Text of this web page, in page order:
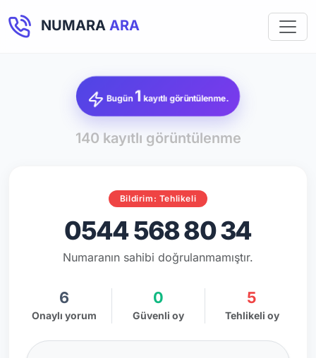
NUMARA ARA
Bugün 1 kayıtlı görüntülenme.
140 kayıtlı görüntülenme
Bildirim: Tehlikeli
0544 568 80 34
Numaranın sahibi doğrulanmamıştır.
6
Onaylı yorum
0
Güvenli oy
5
Tehlikeli oy